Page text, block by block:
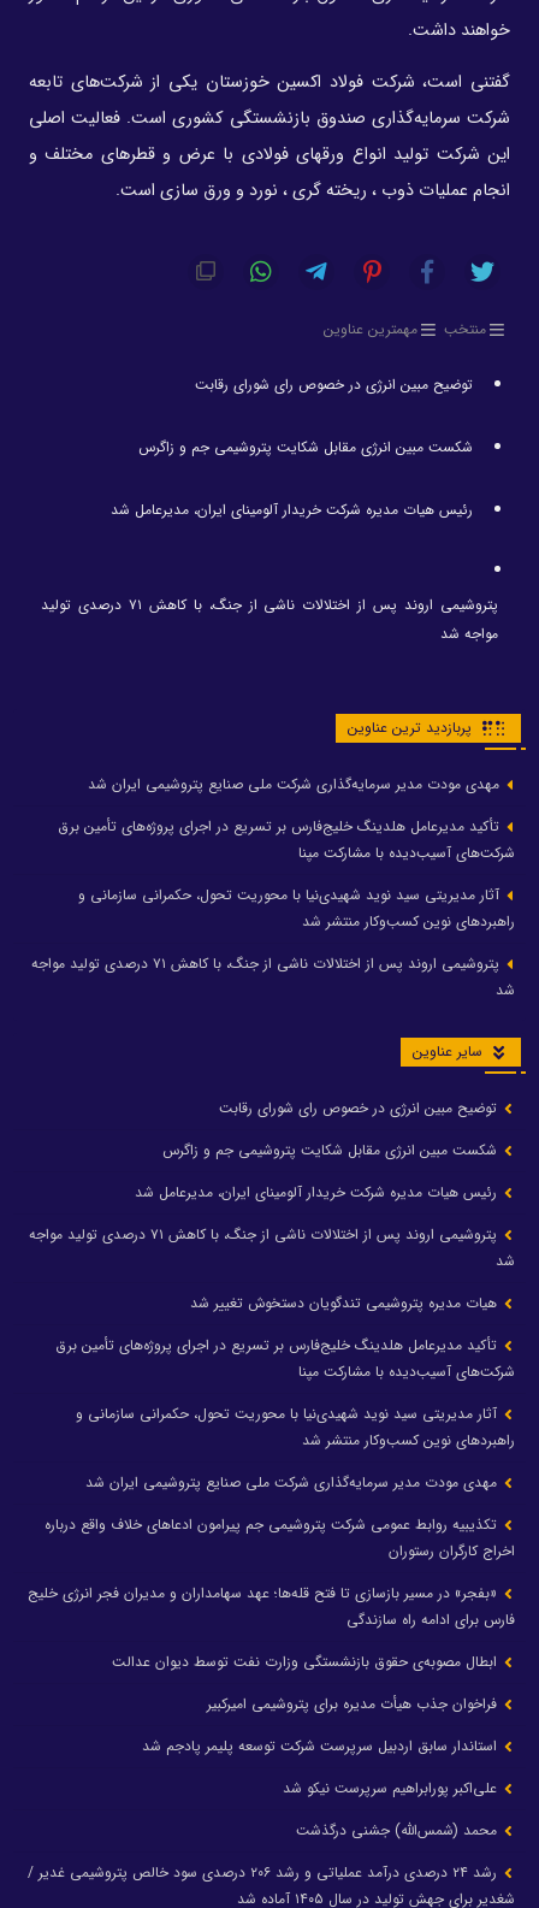
خواهند داشت.
گفتنی است، شرکت فولاد اکسین خوزستان یکی از شرکت‌های تابعه
شرکت سرمایه‌گذاری صندوق بازنشستگی کشوری است. فعالیت اصلی
این شرکت تولید انواع ورقهای فولادی با عرض و قطرهای مختلف و
انجام عملیات ذوب ، ریخته گری ، نورد و ورق سازی است.
منتخب مهمترین عناوین
توضیح مبین انرژی در خصوص رای شورای رقابت
شکست مبین انرژی مقابل شکایت پتروشیمی جم و زاگرس
رئیس هیات مدیره شرکت خریدار آلومینای ایران، مدیرعامل شد
پتروشیمی اروند پس از اختلالات ناشی از جنگ، با کاهش ۷۱ درصدی تولید
مواجه شد
پربازدید ترین عناوین
مهدی مودت مدیر سرمایه‌گذاری شرکت ملی صنایع پتروشیمی ایران شد
تأکید مدیرعامل هلدینگ خلیج‌فارس بر تسریع در اجرای پروژه‌های تأمین برق
شرکت‌های آسیب‌دیده با مشارکت مپنا
آثار مدیریتی سید نوید شهیدی‌نیا با محوریت تحول، حکمرانی سازمانی و
راهبردهای نوین کسب‌وکار منتشر شد
پتروشیمی اروند پس از اختلالات ناشی از جنگ، با کاهش ۷۱ درصدی تولید مواجه
شد
سایر عناوین
توضیح مبین انرژی در خصوص رای شورای رقابت
شکست مبین انرژی مقابل شکایت پتروشیمی جم و زاگرس
رئیس هیات مدیره شرکت خریدار آلومینای ایران، مدیرعامل شد
پتروشیمی اروند پس از اختلالات ناشی از جنگ، با کاهش ۷۱ درصدی تولید مواجه
شد
هیات مدیره پتروشیمی تندگویان دستخوش تغییر شد
تأکید مدیرعامل هلدینگ خلیج‌فارس بر تسریع در اجرای پروژه‌های تأمین برق
شرکت‌های آسیب‌دیده با مشارکت مپنا
آثار مدیریتی سید نوید شهیدی‌نیا با محوریت تحول، حکمرانی سازمانی و
راهبردهای نوین کسب‌وکار منتشر شد
مهدی مودت مدیر سرمایه‌گذاری شرکت ملی صنایع پتروشیمی ایران شد
تکذیبیه روابط عمومی شرکت پتروشیمی جم پیرامون ادعاهای خلاف واقع درباره
اخراج کارگران رستوران
«بفجر» در مسیر بازسازی تا فتح قله‌ها؛ عهد سهامداران و مدیران فجر انرژی خلیج
فارس برای ادامه راه سازندگی
ابطال مصوبه‌ی حقوق بازنشستگی وزارت نفت توسط دیوان عدالت
فراخوان جذب هیأت مدیره برای پتروشیمی امیرکبیر
استاندار سابق اردبیل سرپرست شرکت توسعه پلیمر پادجم شد
علی‌اکبر پورابراهیم سرپرست نیکو شد
محمد (شمس‌الله) جشنی درگذشت
رشد ۲۴ درصدی درآمد عملیاتی و رشد ۲۰۶ درصدی سود خالص پتروشیمی غدیر /
شغدیر برای جهش تولید در سال ۱۴۰۵ آماده شد